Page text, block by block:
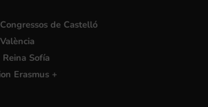
de Castelló
Sofía
Erasmus +